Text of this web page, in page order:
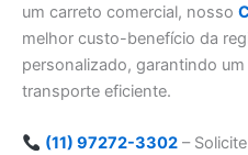
um carreto comercial, nosso
melhor custo-benefício da
personalizado, garantindo
transporte eficiente.
(11) 97272-3302–